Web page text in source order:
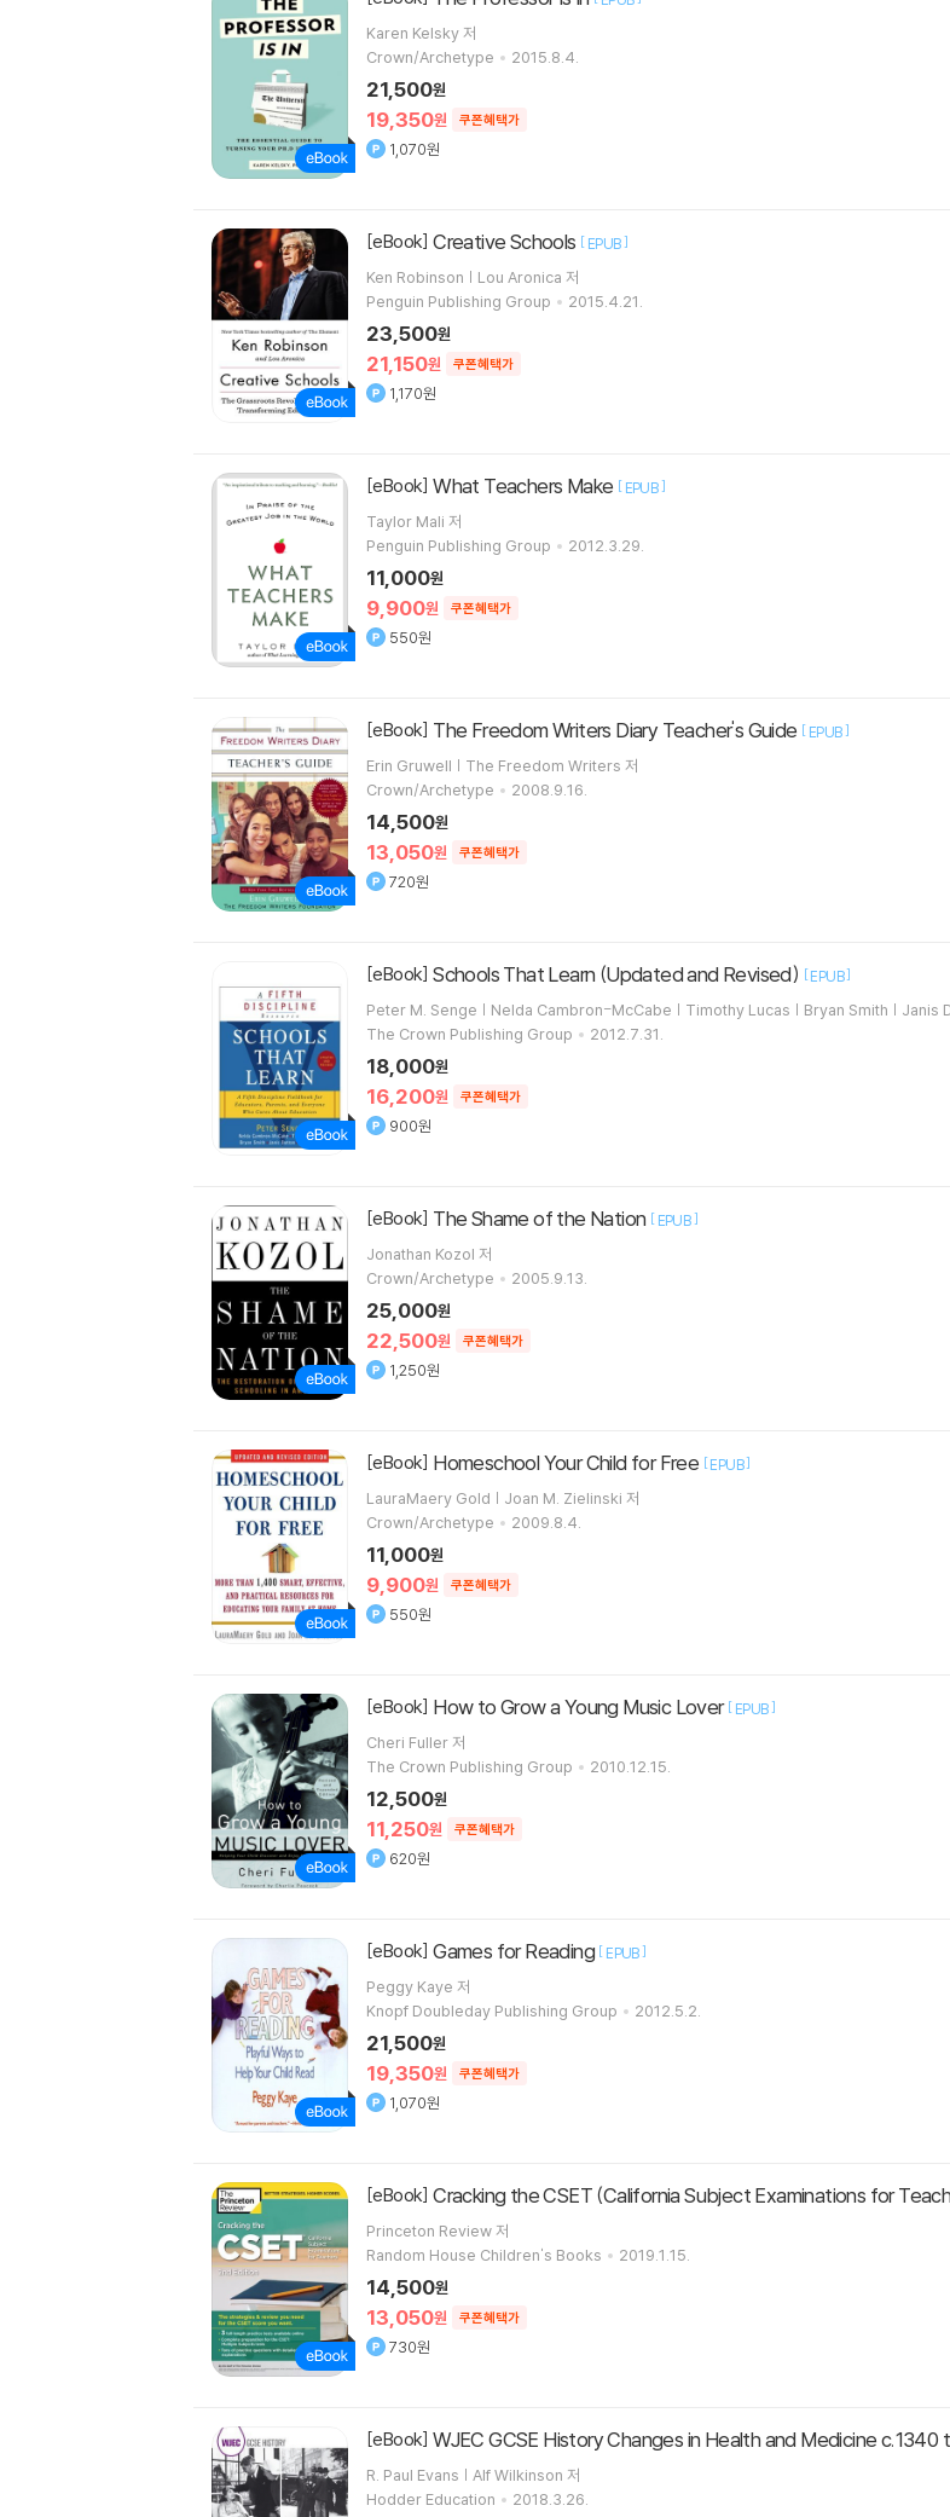
Karen Kelsky 저
Crown/Archetype
2015.8.4.
19,350원 쿠폰혜택가
21,500원
1,070원
[eBook] Creative Schools [ EPUB]
Ken Robinson | Lou Aronica 저
Penguin Publishing Group
2015.4.21.
21,150원 쿠폰혜택가
23,500원
1,170원
[eBook] What Teachers Make [ EPUB]
Taylor Mali 저
Penguin Publishing Group
2012.3.29.
9,900원 쿠폰혜택가
11,000원
550원
[eBook] The Freedom Writers Diary Teacher's Guide [ EPUB]
Erin Gruwell | The Freedom Writers 저
Crown/Archetype
2008.9.16.
13,050원 쿠폰혜택가
14,500원
720원
[eBook] Schools That Learn (Updated and Revised) [EPUB]
Peter M. Senge | Nelda Cambron-McCabe | Timothy Lucas | Bryan Smith | Janis
The Crown Publishing Group
2012.7.31.
16,200원 쿠폰혜택가
18,000원
900원
[eBook] The Shame of the Nation [ EPUB]
Jonathan Kozol 저
Crown/Archetype
2005.9.13.
22,500원 쿠폰혜택가
25,000원
1,250원
[eBook] Homeschool Your Child for Free [EPUB]
LauraMaery Gold | Joan M. Zielinski 저
Crown/Archetype
2009.8.4.
9,900원 쿠폰혜택가
11,000원
550원
[eBook] How to Grow a Young Music Lover [ EPUB]
Cheri Fuller 저
The Crown Publishing Group
2010.12.15.
11,250원 쿠폰혜택가
12,500원
620원
[eBook] Games for Reading [ EPUB]
Peggy Kaye 저
Knopf Doubleday Publishing Group
2012.5.2.
19,350원 쿠폰혜택가
21,500원
1,070원
[eBook] Cracking the CSET (California Subject Examinations for
Princeton Review 저
Random House Children's Books
2019.1.15.
13,050원 쿠폰혜택가
14,500원
730원
[eBook] WJEC GCSE History Changes in Health and Medicine
R. Paul Evans | Alf Wilkinson 저
Hodder Education
2018.3.26.